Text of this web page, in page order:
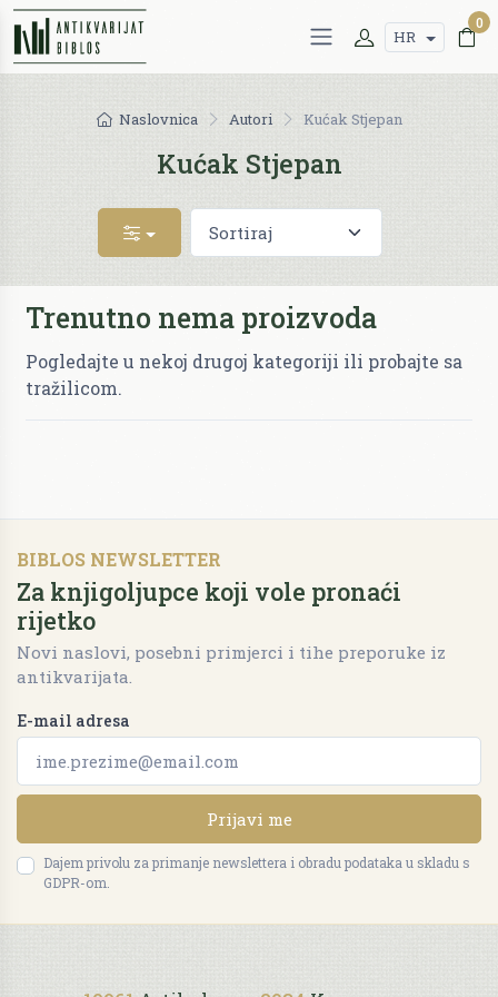
HR
0
Naslovnica Autori Kućak Stjepan
Kućak Stjepan
Trenutno nema proizvoda
Pogledajte u nekoj drugoj kategoriji ili probajte sa
tražilicom.
BIBLOS NEWSLETTER
Za knjigoljupce koji vole pronaći
rijetko
Novi naslovi, posebni primjerci i tihe preporuke iz
antikvarijata.
E-mail adresa
Prijavi me
Dajem privolu za primanje newslettera i obradu podataka u skladu s
GDPR-om.